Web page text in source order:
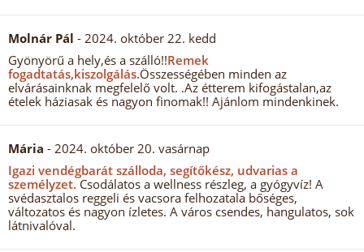
Molnár Pál - 2024. október 22. kedd
Gyönyörű a hely,és a szálló!!Remek
fogadtatás,kiszolgálás.Összességében minden az
elvárásainknak megfelelő volt. .Az étterem kifogástalan,az
ételek háziasak és nagyon finomak!! Ajánlom mindenkinek.
Mária - 2024. október 20. vasárnap
Igazi vendégbarát szálloda, segítőkész, udvarias a
személyzet. Csodálatos a wellness részleg, a gyógyvíz! A
svédasztalos reggeli és vacsora felhozatala bőséges,
változatos és nagyon ízletes. A város csendes, hangulatos, sok
látnivalóval.